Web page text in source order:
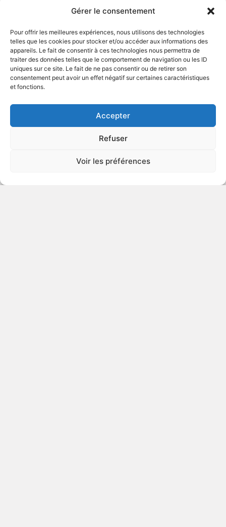
Gérer le consentement
Pour offrir les meilleures expériences, nous utilisons des technologies
telles que les cookies pour stocker et/ou accéder aux informations des
appareils. Le fait de consentir à ces technologies nous permettra de
traiter des données telles que le comportement de navigation ou les ID
uniques sur ce site. Le fait de ne pas consentir ou de retirer son
consentement peut avoir un effet négatif sur certaines caractéristiques
et fonctions.
Accepter
Refuser
Voir les préférences
AUX JEUNES
ENFANTS
1999 Animation
Yu Yu Hakusho Ghost Files: A